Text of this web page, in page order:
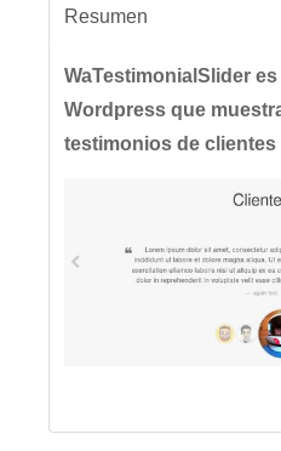
Resumen
WaTestimonialSlider
Wordpress que
testimonios de clientes